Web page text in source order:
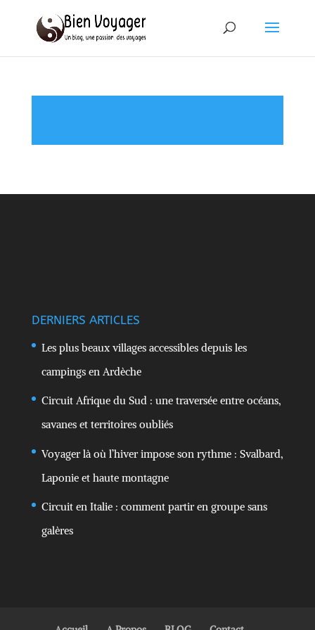
DERNIERS ARTICLES
Les plus beaux villages accessibles depuis les
campings en Ardèche
Circuit Afrique du Sud : une traversée entre océans,
savanes et territoires oubliés
Voyager là où l’hiver impose son rythme : Svalbard,
Laponie et haute montagne
Circuit en Italie : comment partir en groupe sans
galères